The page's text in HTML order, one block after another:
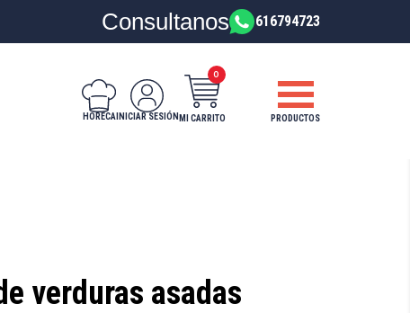
Consultanos 616794723
HORECA INICIAR SESIÓN MI CARRITO
0
PRODUCTOS
verduras asadas